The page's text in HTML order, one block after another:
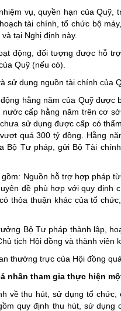
vụ, quyền hạn của
tài chính, tổ chức bộ
tại Nghị định này.
động, đối tượng được hỗ
Quỹ (nếu có).
sử dụng nguồn tài chính của
hằng năm của Quỹ
cấp hằng năm trên cơ
sử dụng được cấp có
quá 300 tỷ đồng. Hằng
Bộ Tư pháp, gửi Bộ Tài
Nguồn hỗ trợ hợp pháp
đề phù hợp với quy định
thỏa thuận khác của tổ
Bộ Tư pháp thành lập,
tịch Hội đồng và thành viên
thường trực của Hội đồng
nhân tham gia thực hiện
về thu hút, sử dụng tổ
quy định thu hút, sử